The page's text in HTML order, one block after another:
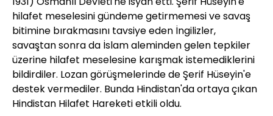
hilafet meselesini gündeme getirmemesi ve savaş
bitimine bırakmasını tavsiye eden İngilizler,
savaştan sonra da İslam aleminden gelen tepkiler
üzerine hilafet meselesine karışmak istemediklerini
bildirdiler. Lozan görüşmelerinde de Şerif Hüseyin'e
destek vermediler. Bunda Hindistan'da ortaya çıkan
Hindistan Hilafet Hareketi etkili oldu.